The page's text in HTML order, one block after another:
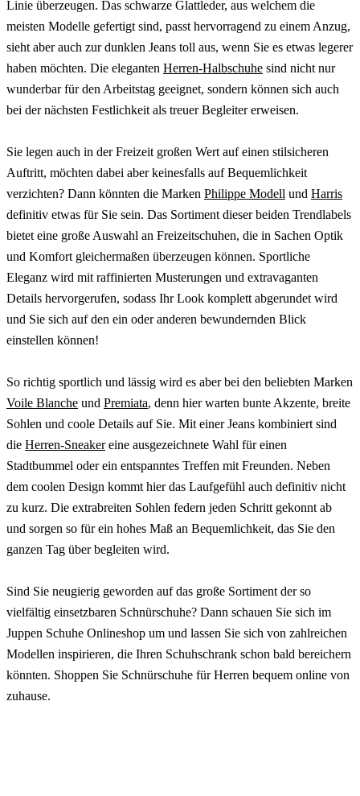
Linie überzeugen. Das schwarze Glattleder, aus welchem die
meisten Modelle gefertigt sind, passt hervorragend zu einem Anzug,
sieht aber auch zur dunklen Jeans toll aus, wenn Sie es etwas legerer
haben möchten. Die eleganten Herren-Halbschuhe sind nicht nur
wunderbar für den Arbeitstag geeignet, sondern können sich auch
bei der nächsten Festlichkeit als treuer Begleiter erweisen.
Sie legen auch in der Freizeit großen Wert auf einen stilsicheren
Auftritt, möchten dabei aber keinesfalls auf Bequemlichkeit
verzichten? Dann könnten die Marken Philippe Modell und Harris
definitiv etwas für Sie sein. Das Sortiment dieser beiden Trendlabels
bietet eine große Auswahl an Freizeitschuhen, die in Sachen Optik
und Komfort gleichermaßen überzeugen können. Sportliche
Eleganz wird mit raffinierten Musterungen und extravaganten
Details hervorgerufen, sodass Ihr Look komplett abgerundet wird
und Sie sich auf den ein oder anderen bewundernden Blick
einstellen können!
So richtig sportlich und lässig wird es aber bei den beliebten Marken
Voile Blanche und Premiata, denn hier warten bunte Akzente, breite
Sohlen und coole Details auf Sie. Mit einer Jeans kombiniert sind
die Herren-Sneakereine ausgezeichnete Wahl für einen
Stadtbummel oder ein entspanntes Treffen mit Freunden. Neben
dem coolen Design kommt hier das Laufgefühl auch definitiv nicht
zu kurz. Die extrabreiten Sohlen federn jeden Schritt gekonnt ab
und sorgen so für ein hohes Maß an Bequemlichkeit, das Sie den
ganzen Tag über begleiten wird.
Sind Sie neugierig geworden auf das große Sortiment der so
vielfältig einsetzbaren Schnürschuhe? Dann schauen Sie sich im
Juppen Schuhe Onlineshop um und lassen Sie sich von zahlreichen
Modellen inspirieren, die Ihren Schuhschrank schon bald bereichern
könnten. Shoppen Sie Schnürschuhe für Herren bequem online von
zuhause.